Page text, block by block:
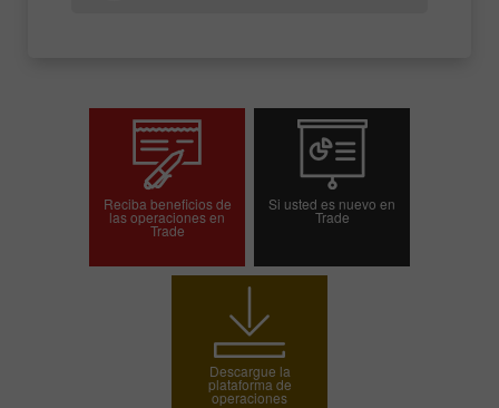
Reciba beneficios de
las operaciones en
Trade
Si usted es nuevo en
Trade
Descargue la
plataforma de
operaciones